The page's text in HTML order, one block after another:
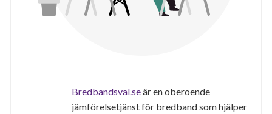
Bredbandsval.seär en oberoende
jämförelsetjänst för bredband som hjälper